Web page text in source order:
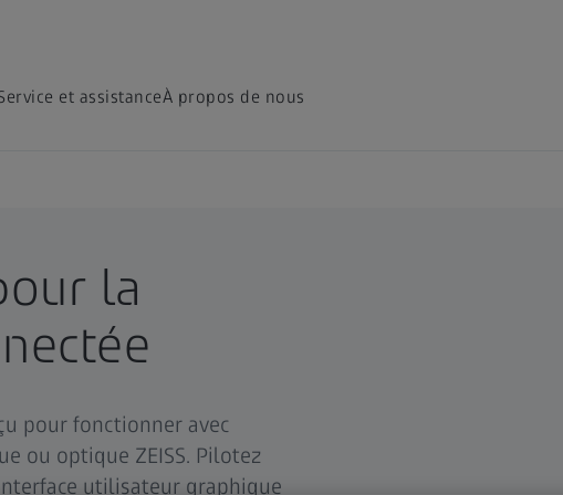
et assistanceÀ propos de nous
la
pour fonctionner avec
ou optique ZEISS. Pilotez
utilisateur graphique